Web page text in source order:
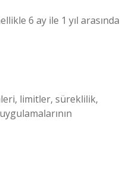
6 ay ile 1 yıl arasında
limitler, süreklilik,